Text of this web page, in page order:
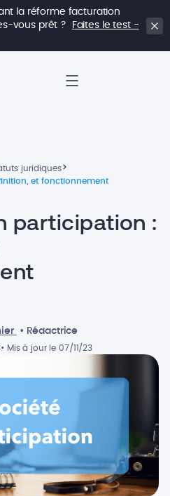
la réforme facturation
vous prêt ?
Faites le test -
juridiques>
et fonctionnement
participation :
• Rédactrice
• Mis à jour le 07/11/23